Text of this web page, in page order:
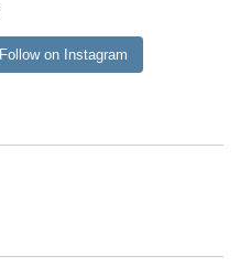
Follow on Instagram